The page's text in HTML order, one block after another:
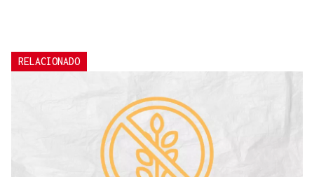
RELACIONADO